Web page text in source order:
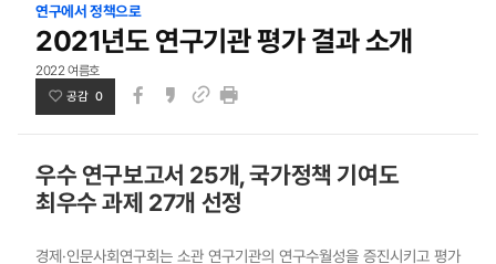
연구에서 정책으로
2021년도 연구기관 평가 결과 소개
2022 여름호
공감 0
우수 연구보고서 25개, 국가정책 기여도
최우수 과제 27개 선정
경제·인문사회연구회는 소관 연구기관의 연구수월성을 증진시키고 평가